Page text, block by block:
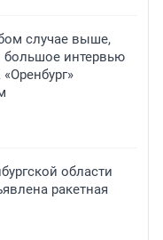
случае выше,
интервью
области
ракетная